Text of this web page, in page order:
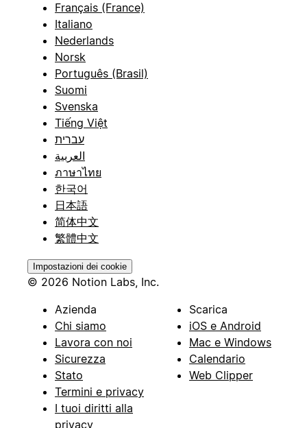
Français (France)
Italiano
Nederlands
Norsk
Português (Brasil)
Suomi
Svenska
Tiếng Việt
עברית
العربية
ภาษาไทย
한국어
日本語
简体中文
繁體中文
Impostazioni dei cookie
© 2026 Notion Labs, Inc.
Azienda
Chi siamo
Lavora con noi
Sicurezza
Stato
Termini e privacy
I tuoi diritti alla
privacy
Scarica
iOS e Android
Mac e Windows
Calendario
Web Clipper